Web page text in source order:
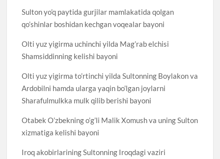
Sulton yo’q paytida gurjilar mamlakatida qolgan
qo’shinlar boshidan kechgan voqealar bayoni
Olti yuz yigirma uchinchi yilda Mag’rab elchisi
Shamsiddinning kelishi bayoni
Olti yuz yigirma to’rtinchi yilda Sultonning Boylakon va
Ardobilni hamda ularga yaqin bo’lgan joylarni
Sharafulmulkka mulk qilib berishi bayoni
Otabek O’zbekning o’g’li Malik Xomush va uning Sulton
xizmatiga kelishi bayoni
Iroq akobirlarining Sultonning Iroqdagi vaziri